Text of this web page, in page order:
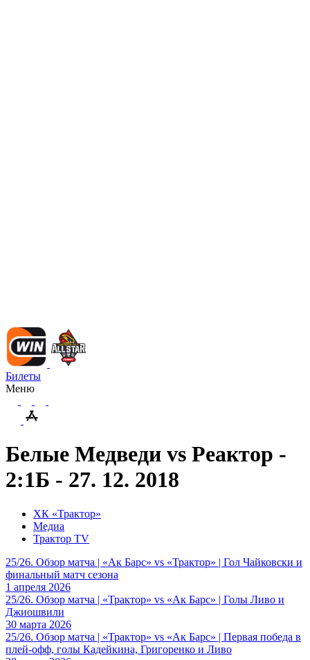
Билеты
Меню
Белые Медведи vs Реактор -
2:1Б - 27. 12. 2018
ХК «Трактор»
Медиа
Трактор TV
25/26. Обзор матча | «Ак Барс» vs «Трактор» | Гол Чайковски и
финальный матч сезона
1 апреля 2026
25/26. Обзор матча | «Трактор» vs «Ак Барс» | Голы Ливо и
Джиошвили
30 марта 2026
25/26. Обзор матча | «Трактор» vs «Ак Барс» | Первая победа в
плей-офф, голы Кадейкина, Григоренко и Ливо